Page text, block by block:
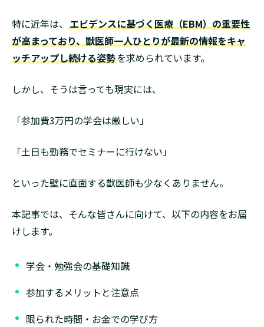
特に近年は、 エビデンスに基づく医療（EBM）の重要性
が高まっており、獣医師一人ひとりが最新の情報をキャ
ッチアップし続ける姿勢を求められています。
しかし、そうは言っても現実には、
「参加費3万円の学会は厳しい」
「土日も勤務でセミナーに行けない」
といった壁に直面する獣医師も少なくありません。
本記事では、そんな皆さんに向けて、以下の内容をお届
けします。
学会・勉強会の基礎知識
参加するメリットと注意点
限られた時間・お金での学び方